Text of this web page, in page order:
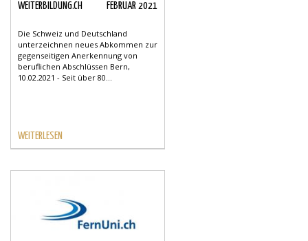
ANERKENNUNG VON
ABSCHLÜSSEN
WEITERBILDUNG.CH FEBRUAR 2021
Die Schweiz und Deutschland
unterzeichnen neues Abkommen zur
gegenseitigen Anerkennung von
beruflichen Abschlüssen Bern,
10.02.2021 - Seit über 80...
WEITERLESEN